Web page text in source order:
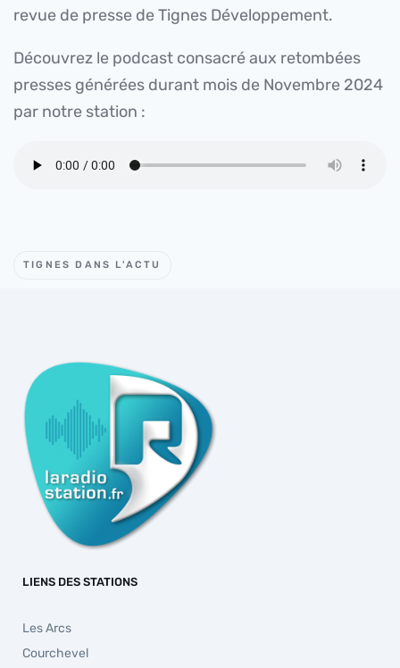
revue de presse de Tignes Développement.
Découvrez le podcast consacré aux retombées
presses générées durant mois de Novembre 2024
par notre station :
TIGNES DANS L'ACTU
LIENS DES STATIONS
Les Arcs
Courchevel